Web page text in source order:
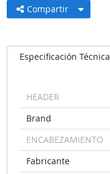
Compartir
Especificación Técnica
HEADER
Brand
ENCABEZAMIENTO
Fabricante